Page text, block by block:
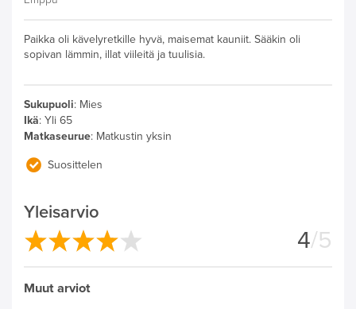
Paikka oli kävelyretkille hyvä, maisemat kauniit. Sääkin oli
sopivan lämmin, illat viileitä ja tuulisia.
Sukupuoli: Mies
Ikä: Yli 65
Matkaseurue: Matkustin yksin
Suosittelen
Yleisarvio
4/5
Muut arviot